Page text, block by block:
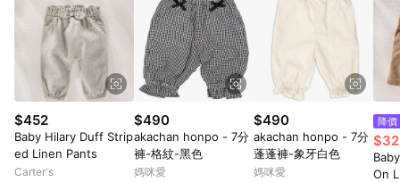
App下單，不符合LINE購物導購資格。
$452
Baby Hilary Duff Strip
ed Linen Pants
Carter's
$490
akachan honpo - 7分
褲-格紋-黑色
媽咪愛
$490
akachan honpo - 7分
蓬蓬褲-象牙白色
媽咪愛
降價
On